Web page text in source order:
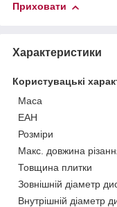
Приховати
Характеристики
Користувацькі
Маса
ЕАН
Розміри
Макс. довжина
Товщина плитки
Зовнішній діаметр
Внутрішній діаметр